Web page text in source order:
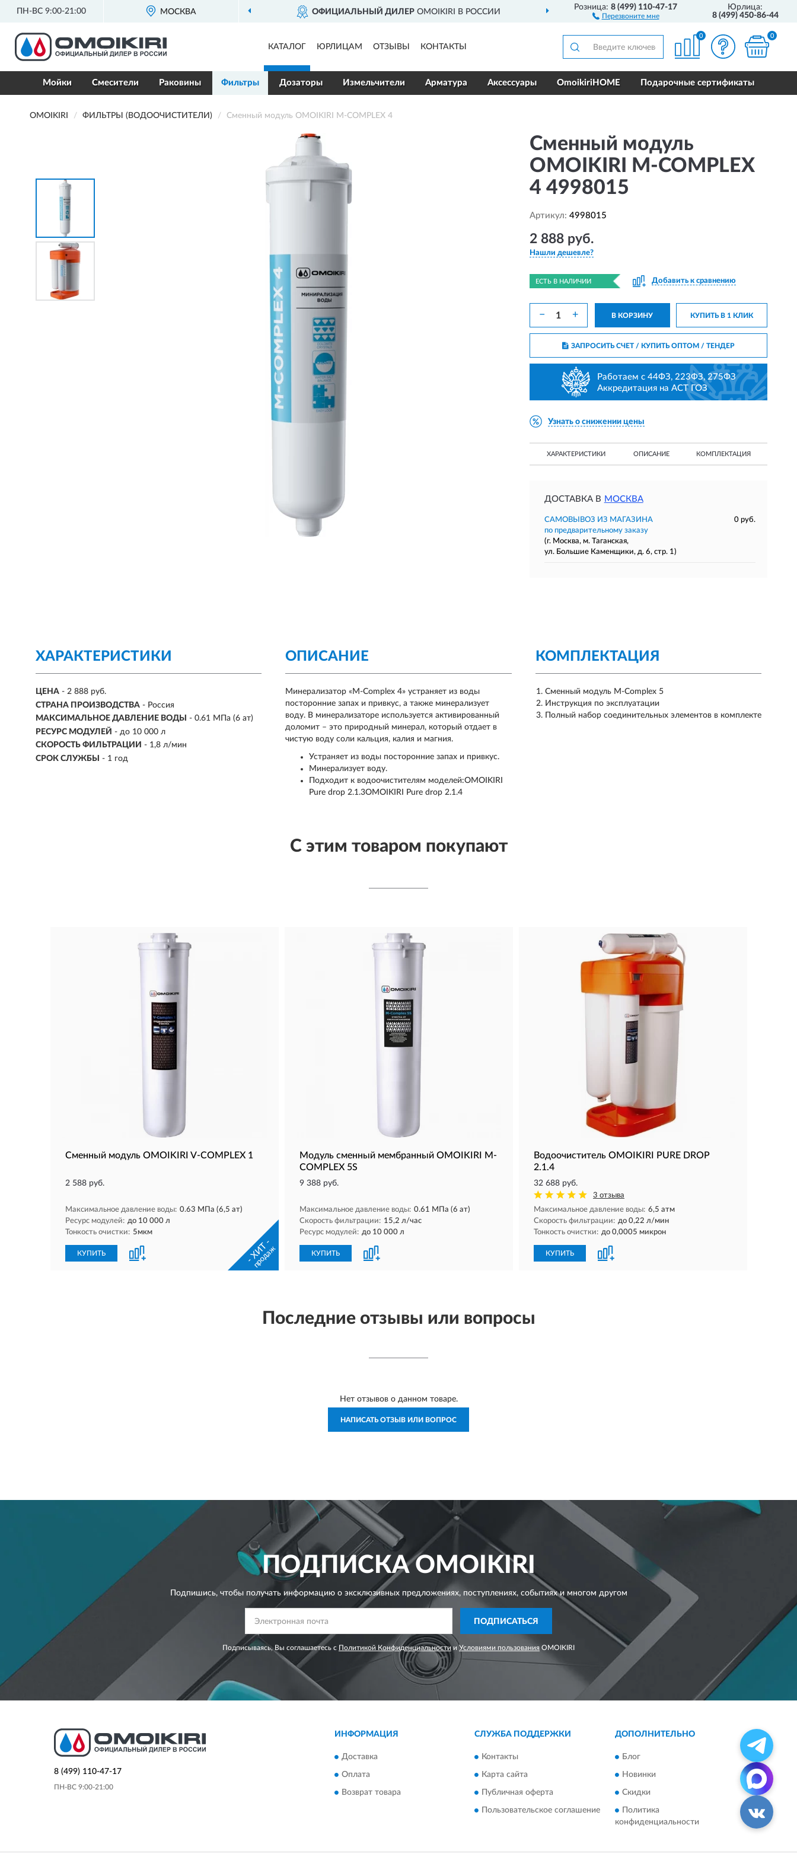
ПН-ВС 9:00-21:00 МОСКВА ОФИЦИАЛЬНЫЙ ДИЛЕРOMOIKIRI В РОССИИ ДОСТАВИМ ПО ВСЕЙ РОССИИ
Розница:8 (499) 110-47-17
Перезвоните мне
Юрлица:
8 (499) 450-86-44
КАТАЛОГ ЮРЛИЦАМ ОТЗЫВЫ КОНТАКТЫ
0 0
Мойки Смесители Раковины Фильтры Дозаторы Измельчители Арматура Аксессуары OmoikiriHOME Подарочные сертификаты
OMOIKIRI ФИЛЬТРЫ (ВОДООЧИСТИТЕЛИ) Сменный модуль OMOIKIRI M-COMPLEX 4
Сменный модуль
OMOIKIRI M-COMPLEX
4 4998015
Артикул: 4998015
2 888 руб.
Нашли дешевле?
ЕСТЬ В НАЛИЧИИ Добавить к сравнению
− + В КОРЗИНУ КУПИТЬ В 1 КЛИК
ЗАПРОСИТЬ СЧЕТ / КУПИТЬ ОПТОМ/ ТЕНДЕР
Работаем с 44ФЗ, 223ФЗ, 275ФЗ
Аккредитация на АСТ ГОЗ
Узнать о снижении цены
ХАРАКТЕРИСТИКИ ОПИСАНИЕ КОМПЛЕКТАЦИЯ
ДОСТАВКА В МОСКВА
САМОВЫВОЗ ИЗ МАГАЗИНА
0 руб.
по предварительному заказу
(г. Москва, м. Таганская,
ул. Большие Каменщики, д. 6, стр. 1)
ХАРАКТЕРИСТИКИ
ЦЕНА - 2 888 руб.
СТРАНА ПРОИЗВОДСТВА - Россия
МАКСИМАЛЬНОЕ ДАВЛЕНИЕ ВОДЫ
- 0.61 МПа (6 ат)
РЕСУРС МОДУЛЕЙ - до 10 000 л
СКОРОСТЬ ФИЛЬТРАЦИИ - 1,8 л/мин
СРОК СЛУЖБЫ
- 1 год
КОМПЛЕКТАЦИЯ
Сменный модуль M-Complex 5
Инструкция по эксплуатации
Полный набор соединительных элементов в комплекте
ОПИСАНИЕ
Минерализатор «M-Complex 4» устраняет из воды
посторонние запах и привкус, а также минерализует
воду. В минерализаторе используется активированный
доломит – это природный минерал, который отдает в
чистую воду соли кальция, калия и магния.
Устраняет из воды посторонние запах и привкус.
Минерализует воду.
Подходит к водоочистителям моделей:OMOIKIRI
Pure drop 2.1.3OMOIKIRI Pure drop 2.1.4
С этим товаром покупают
Сменный модуль OMOIKIRI V-COMPLEX 1
2 588 руб.
Максимальное давление воды: 0.63 МПа (6,5 ат)
Ресурс модулей: до 10 000 л
Тонкость очистки: 5мкм
КУПИТЬ - ХИТ -
продаж
Модуль сменный мембранный OMOIKIRI M-
COMPLEX 5S
9 388 руб.
Максимальное давление воды: 0.61 МПа (6 ат)
Скорость фильтрации: 15,2 л/час
Ресурс модулей: до 10 000 л
КУПИТЬ
Водоочиститель OMOIKIRI PURE DROP
2.1.4
32 688 руб.
3 отзыва
Максимальное давление воды: 6,5 атм
Скорость фильтрации: до 0,22 л/мин
Тонкость очистки: до 0,0005 микрон
КУПИТЬ
Последние отзывы или вопросы
Нет отзывов о данном товаре.
НАПИСАТЬ ОТЗЫВ ИЛИ ВОПРОС
ПОДПИСКАOMOIKIRI
Подпишись, чтобы получать информацию о эксклюзивных предложениях,поступлениях, событиях и многом другом
ПОДПИСАТЬСЯ
Подписываясь, Вы соглашаетесь с Политикой Конфиденциальности иУсловиями пользования OMOIKIRI
8 (499) 110-47-17
ПН-ВС 9:00-21:00
ИНФОРМАЦИЯ
Доставка
Оплата
Возврат товара
СЛУЖБА ПОДДЕРЖКИ
Контакты
Карта сайта
Публичная оферта
Пользовательское соглашение
ДОПОЛНИТЕЛЬНО
Блог
Новинки
Скидки
Политика
конфиденциальности